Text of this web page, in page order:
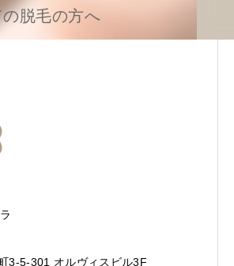
脱毛の方へ
3-5-301 オルヴィスビル3F